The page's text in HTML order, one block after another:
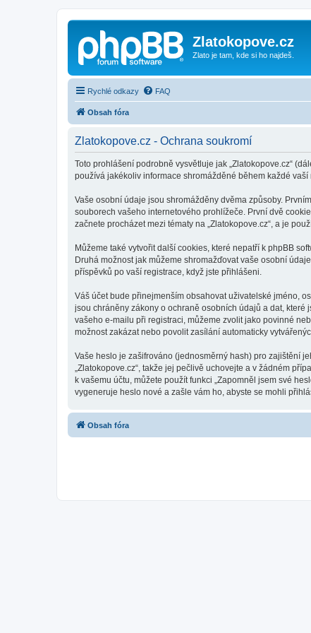
Zlatokopove.cz
Zlato je tam, kde si ho najdeš.
Rychlé odkazy FAQ
Obsah fóra
Zlatokopove.cz - Ochrana soukromí
Toto prohlášení podrobně vysvětluje jak „Zlatokopove.cz“
používá jakékoliv informace shromážděné během každé vaší
Vaše osobní údaje jsou shromážděny dvěma způsoby.
souborech vašeho internetového prohlížeče. První dvě
začnete procházet mezi tématy na „Zlatokopove.cz“, a je
Můžeme také vytvořit další cookies, které nepatří k phpBB
Druhá možnost jak můžeme shromažďovat vaše osobní
příspěvků po vaší registrace, když jste přihlášeni.
Váš účet bude přinejmenším obsahovat uživatelské jméno,
jsou chráněny zákony o ochraně osobních údajů a dat, které
vašeho e-mailu při registraci, můžeme zvolit jako povinné
možnost zakázat nebo povolit zasílání automaticky
Vaše heslo je zašifrováno (jednosměrný hash) pro zajištění
„Zlatokopove.cz“, takže jej pečlivě uchovejte a v žádném
k vašemu účtu, můžete použít funkci „Zapomněl jsem své
vygeneruje heslo nové a zašle vám ho, abyste se mohli
Obsah fóra